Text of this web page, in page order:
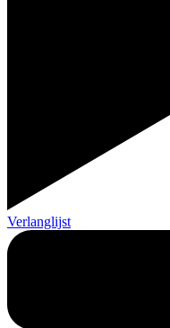
Verlanglijst